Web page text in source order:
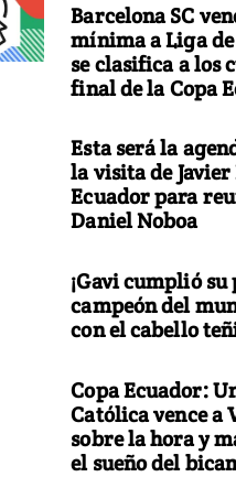
Barcelona SC
mínima a Liga
se clasifica a los
final de la Copa
Esta será la
la visita de
Ecuador para
Daniel Noboa
¡Gavi cumplió su
campeón del
con el cabello
Copa Ecuador:
Católica vence a
sobre la hora y
el sueño del